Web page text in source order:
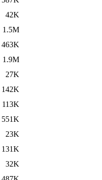
42K
1.5M
463K
1.9M
27K
142K
113K
551K
23K
131K
32K